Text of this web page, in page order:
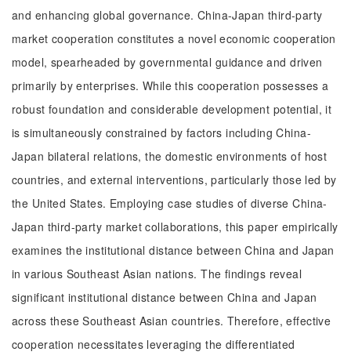
and enhancing global governance. China-Japan third-party
market cooperation constitutes a novel economic cooperation
model, spearheaded by governmental guidance and driven
primarily by enterprises. While this cooperation possesses a
robust foundation and considerable development potential, it
is simultaneously constrained by factors including China-
Japan bilateral relations, the domestic environments of host
countries, and external interventions, particularly those led by
the United States. Employing case studies of diverse China-
Japan third-party market collaborations, this paper empirically
examines the institutional distance between China and Japan
in various Southeast Asian nations. The findings reveal
significant institutional distance between China and Japan
across these Southeast Asian countries. Therefore, effective
cooperation necessitates leveraging the differentiated